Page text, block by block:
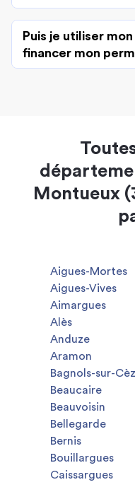
Puis je utiliser
financer mon
Montueux
Aigues-Mortes
Aigues-Vives
Aimargues
Alès
Anduze
Aramon
Bagnols-sur-
Beaucaire
Beauvoisin
Bellegarde
Bernis
Bouillargues
Caissargues